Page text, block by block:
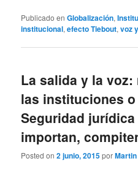
Publicado en Globalización,
institucional,efecto Tiebout,voz
La salida y la voz:
las instituciones o
Seguridad jurídica
importan,
Posted on2 junio, 2015por